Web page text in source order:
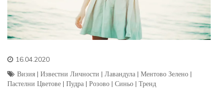
16.04.2020
Визия | Известни Личности | Лавандула | Ментово Зелено |
Пастелни Цветове | Пудра | Розово | Синьо | Тренд